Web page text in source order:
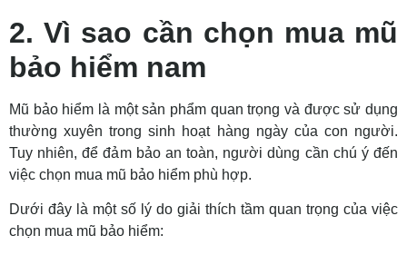
2. Vì sao cần chọn mua mũ
bảo hiểm nam
Mũ bảo hiểm là một sản phẩm quan trọng và được sử dụng
thường xuyên trong sinh hoạt hàng ngày của con người.
Tuy nhiên, để đảm bảo an toàn, người dùng cần chú ý đến
việc chọn mua mũ bảo hiểm phù hợp.
Dưới đây là một số lý do giải thích tầm quan trọng của việc
chọn mua mũ bảo hiểm: